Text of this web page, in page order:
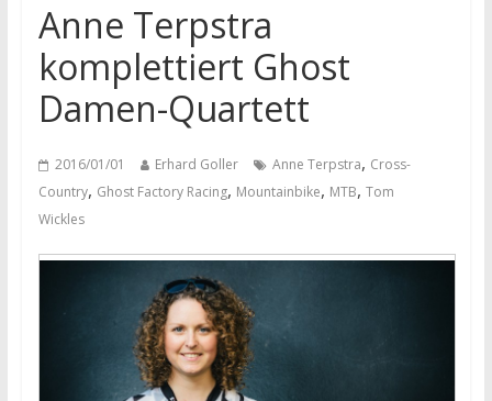
Anne Terpstra
komplettiert Ghost
Damen-Quartett
2016/01/01 Erhard Goller Anne Terpstra, Cross-
Country, Ghost Factory Racing, Mountainbike, MTB, Tom
Wickles